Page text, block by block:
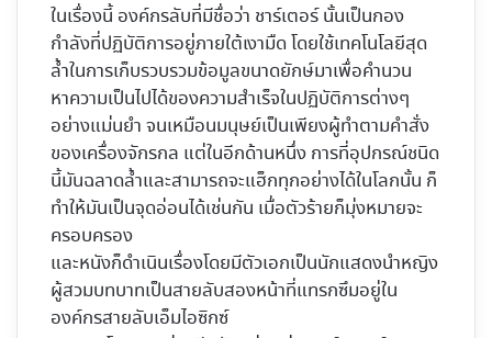
ในเรื่องนี้ องค์กรลับที่มีชื่อว่า ชาร์เตอร์ นั้นเป็นกอง
กำลังที่ปฏิบัติการอยู่ภายใต้เงามืด โดยใช้เทคโนโลยีสุด
ล้ำในการเก็บรวบรวมข้อมูลขนาดยักษ์มาเพื่อคำนวน
หาความเป็นไปได้ของความสำเร็จในปฏิบัติการต่างๆ
อย่างแม่นยำ จนเหมือนมนุษย์เป็นเพียงผู้ทำตามคำสั่ง
ของเครื่องจักรกล แต่ในอีกด้านหนึ่ง การที่อุปกรณ์ชนิด
นี้มันฉลาดล้ำและสามารถจะแฮ็กทุกอย่างได้ในโลกนั้น ก็
ทำให้มันเป็นจุดอ่อนได้เช่นกัน เมื่อตัวร้ายก็มุ่งหมายจะ
ครอบครอง
และหนังก็ดำเนินเรื่องโดยมีตัวเอกเป็นนักแสดงนำหญิง
ผู้สวมบทบาทเป็นสายลับสองหน้าที่แทรกซึมอยู่ใน
องค์กรสายลับเอ็มไอซิกซ์